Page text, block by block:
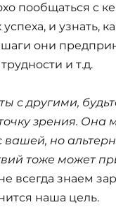
пообщаться с
и узнать,
шаги они
и т.д.
с другими,
зрения. Она
вашей, но
тоже может
всегда знаем
наша цель.